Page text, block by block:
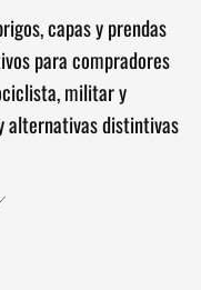
capas y prendas
para compradores
militar y
alternativas distintivas